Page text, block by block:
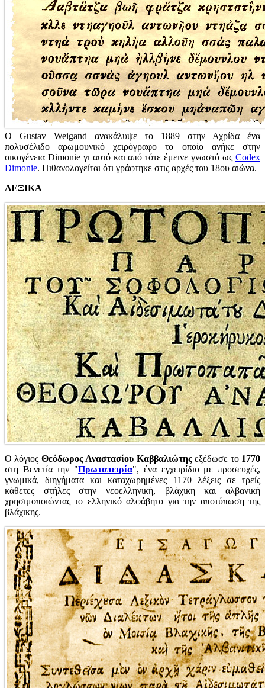
Ο Gustav Weigand ανακάλυψε το 1889 στην Αχρίδα ένα
πολυσέλιδο αρωμουνικό χειρόγραφο το οποίο ανήκε στην
οικογένεια Dimonie γι αυτό και από τότε έμεινε γνωστό ως Codex
Dimonie. Πιθανολογείται ότι γράφτηκε στις αρχές του 18ου αιώνα.
ΛΕΞΙΚΑ
Ο λόγιος Θεόδωρος Αναστασίου Καββαλιώτηςεξέδωσε το 1770
στη Βενετία την "Πρωτοπειρία", ένα εγχειρίδιο με προσευχές,
γνωμικά, διηγήματα και καταχωρημένες 1170 λέξεις σε τρείς
κάθετες στήλες στην νεοελληνική, βλάχικη και αλβανική
χρησιμοποιώντας το ελληνικό αλφάβητο για την αποτύπωση της
βλάχικης.